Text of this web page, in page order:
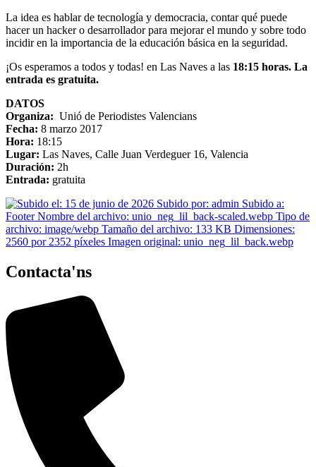
La idea es hablar de tecnología y democracia, contar qué puede
hacer un hacker o desarrollador para mejorar el mundo y sobre todo
incidir en la importancia de la educación básica en la seguridad.
¡Os esperamos a todos y todas! en Las Naves a las 18:15 horas. La
entrada es gratuita.
DATOS
Organiza: Unió de Periodistes Valencians
Fecha: 8 marzo 2017
Hora: 18:15
Lugar: Las Naves, Calle Juan Verdeguer 16, Valencia
Duración: 2h
Entrada: gratuita
Contacta'ns